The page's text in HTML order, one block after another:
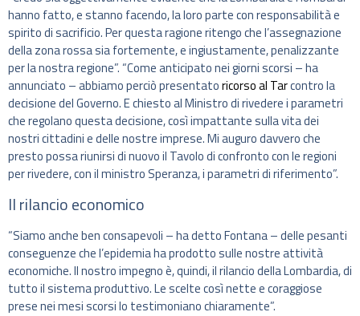
hanno fatto, e stanno facendo, la loro parte con responsabilità e
spirito di sacrificio. Per questa ragione ritengo che l’assegnazione
della zona rossa sia fortemente, e ingiustamente, penalizzante
per la nostra regione”. “Come anticipato nei giorni scorsi – ha
annunciato – abbiamo perciò presentatoricorso al Tarcontro la
decisione del Governo. E chiesto al Ministro di rivedere i parametri
che regolano questa decisione, così impattante sulla vita dei
nostri cittadini e delle nostre imprese. Mi auguro davvero che
presto possa riunirsi di nuovo il Tavolo di confronto con le regioni
per rivedere, con il ministro Speranza, i parametri di riferimento”.
Il rilancio economico
“Siamo anche ben consapevoli – ha detto Fontana – delle pesanti
conseguenze che l’epidemia ha prodotto sulle nostre attività
economiche. Il nostro impegno è, quindi, il rilancio della Lombardia, di
tutto il sistema produttivo. Le scelte così nette e coraggiose
prese nei mesi scorsi lo testimoniano chiaramente”.